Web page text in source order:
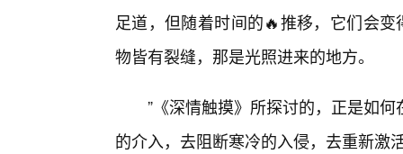
足道，但随着时间的🔥推移，它们会
物皆有裂缝，那是光照进来的地方。
”《深情触摸》所探讨的，正是如
的介入，去阻断寒冷的入侵，去重新激